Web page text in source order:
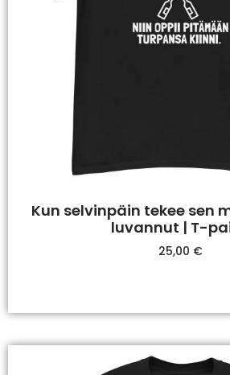
Kun selvinpäin tekee sen
luvannut | T-
25,00 €